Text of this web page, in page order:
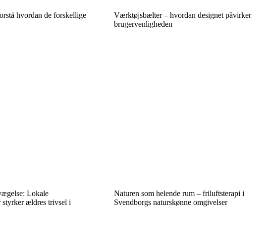
hvordan de forskellige
Værktøjsbælter – hvordan designet påvirker
brugervenligheden
Lokale
styrker ældres trivsel i
Naturen som helende rum – friluftsterapi i
Svendborgs naturskønne omgivelser